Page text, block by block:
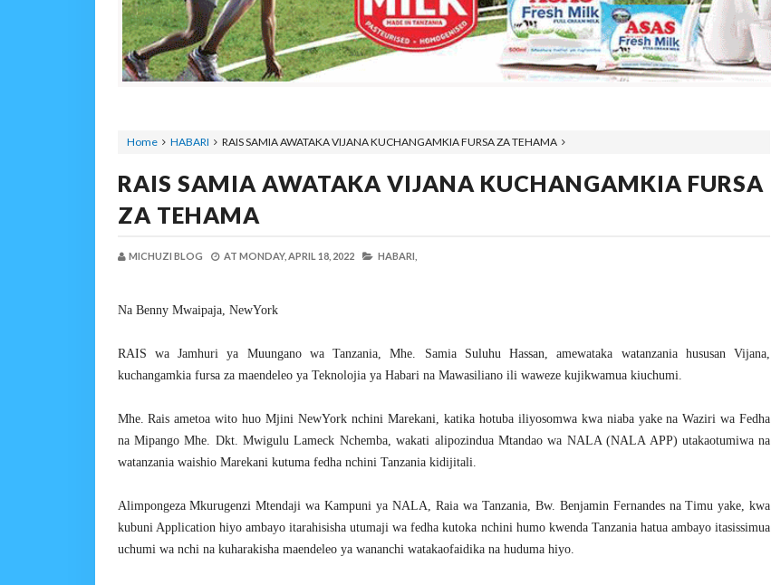
Home HABARI RAIS SAMIA AWATAKA VIJANA KUCHANGAMKIA FURSA ZA TEHAMA
RAIS SAMIA AWATAKA VIJANA KUCHANGAMKIA FURSA
ZA TEHAMA
MICHUZI BLOG AT MONDAY, APRIL 18, 2022 HABARI,
Na Benny Mwaipaja, NewYork
RAIS wa Jamhuri ya Muungano wa Tanzania, Mhe. Samia Suluhu Hassan, amewataka watanzania hususan Vijana,
kuchangamkia fursa za maendeleo ya Teknolojia ya Habari na Mawasiliano ili waweze kujikwamua kiuchumi.
Mhe. Rais ametoa wito huo Mjini NewYork nchini Marekani, katika hotuba iliyosomwa kwa niaba yake na Waziri wa Fedha
na Mipango Mhe. Dkt. Mwigulu Lameck Nchemba, wakati alipozindua Mtandao wa NALA (NALA APP) utakaotumiwa na
watanzania waishio Marekani kutuma fedha nchini Tanzania kidijitali.
Alimpongeza Mkurugenzi Mtendaji wa Kampuni ya NALA, Raia wa Tanzania, Bw. Benjamin Fernandes na Timu yake, kwa
kubuni Application hiyo ambayo itarahisisha utumaji wa fedha kutoka nchini humo kwenda Tanzania hatua ambayo itasissimua
uchumi wa nchi na kuharakisha maendeleo ya wananchi watakaofaidika na huduma hiyo.